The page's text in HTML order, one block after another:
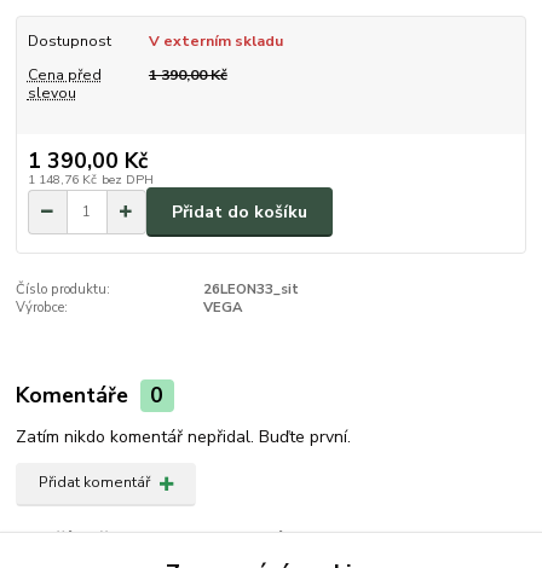
Dostupnost
V externím skladu
Cena před
slevou
1 390,00 Kč
1 390,00 Kč
1 148,76 Kč bez DPH
Přidat do košíku
Číslo produktu:
26LEON33_sit
Výrobce:
VEGA
Komentáře 0
Zatím nikdo komentář nepřidal. Buďte první.
Přidat komentář
Zboží zařazeno v kategoriích